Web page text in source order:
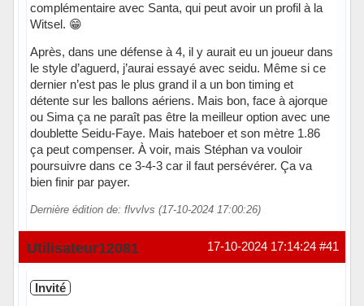
complémentaire avec Santa, qui peut avoir un profil à la
Witsel. 😁
Après, dans une défense à 4, il y aurait eu un joueur dans
le style d’aguerd, j’aurai essayé avec seidu. Même si ce
dernier n’est pas le plus grand il a un bon timing et
détente sur les ballons aériens. Mais bon, face à ajorque
ou Sima ça ne paraît pas être la meilleur option avec une
doublette Seidu-Faye. Mais hateboer et son mètre 1.86
ça peut compenser. À voir, mais Stéphan va vouloir
poursuivre dans ce 3-4-3 car il faut persévérer. Ça va
bien finir par payer.
Dernière édition de: flvvlvs (17-10-2024 17:00:26)
Hors ligne #41
17-10-2024 17:14:24
Utilisateur12081
Invité